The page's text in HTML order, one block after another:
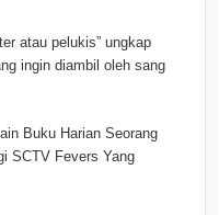
atau pelukis” ungkap
ingin diambil oleh sang
Buku Harian Seorang
SCTV Fevers Yang